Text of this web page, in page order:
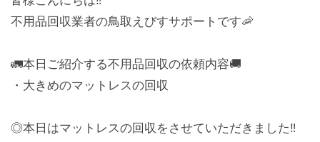
不用品回収業者の鳥取えびすサポートです🦐
🚛本日ご紹介する不用品回収の依頼内容🚚
・大きめのマットレスの回収
◎本日はマットレスの回収をさせていただきました‼︎